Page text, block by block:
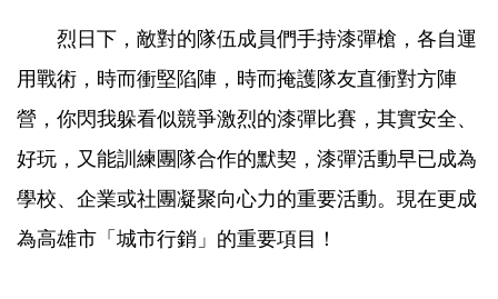
烈日下，敵對的隊伍成員們手持漆彈槍，各自運
用戰術，時而衝堅陷陣，時而掩護隊友直衝對方陣
營，你閃我躲看似競爭激烈的漆彈比賽，其實安全、
好玩，又能訓練團隊合作的默契，漆彈活動早已成為
學校、企業或社團凝聚向心力的重要活動。現在更成
為高雄市「城市行銷」的重要項目！